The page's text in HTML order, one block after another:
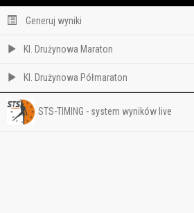
Generuj wyniki
Kl. Drużynowa Maraton
Kl. Drużynowa Półmaraton
STS-TIMING - system wyników live